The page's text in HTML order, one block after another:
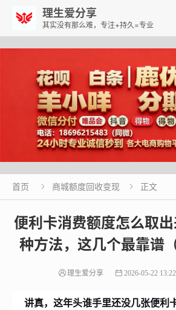
理生爱分享
其实没有那么难，专注+持久=专业
首页  商城额度回收变现  正文
便利卡消费额度怎么取
种方法，这几个最靠谱
理生爱分享 2026-05-22
讲真，这年头谁手里还没几张便利